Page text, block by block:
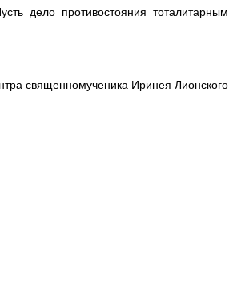
дело противостояния тоталитарным
священномученика Иринея Лионского